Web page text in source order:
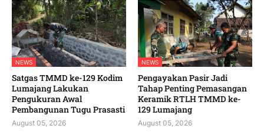
NEWS
Satgas TMMD ke-129 Kodim
Lumajang Lakukan
Pengukuran Awal
Pembangunan Tugu Prasasti
August 05, 2026
NEWS
Pengayakan Pasir Jadi
Tahap Penting Pemasangan
Keramik RTLH TMMD ke-
129 Lumajang
August 05, 2026